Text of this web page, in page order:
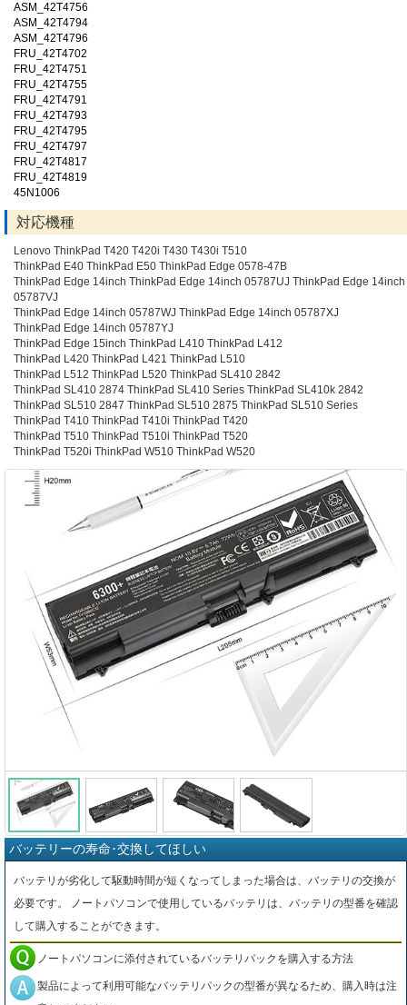
ASM_42T4756
ASM_42T4794
ASM_42T4796
FRU_42T4702
FRU_42T4751
FRU_42T4755
FRU_42T4791
FRU_42T4793
FRU_42T4795
FRU_42T4797
FRU_42T4817
FRU_42T4819
45N1006
対応機種
Lenovo ThinkPad T420 T420i T430 T430i T510
ThinkPad E40 ThinkPad E50 ThinkPad Edge 0578-47B
ThinkPad Edge 14inch ThinkPad Edge 14inch 05787UJ ThinkPad Edge 14inch
05787VJ
ThinkPad Edge 14inch 05787WJ ThinkPad Edge 14inch 05787XJ
ThinkPad Edge 14inch 05787YJ
ThinkPad Edge 15inch ThinkPad L410 ThinkPad L412
ThinkPad L420 ThinkPad L421 ThinkPad L510
ThinkPad L512 ThinkPad L520 ThinkPad SL410 2842
ThinkPad SL410 2874 ThinkPad SL410 Series ThinkPad SL410k 2842
ThinkPad SL510 2847 ThinkPad SL510 2875 ThinkPad SL510 Series
ThinkPad T410 ThinkPad T410i ThinkPad T420
ThinkPad T510 ThinkPad T510i ThinkPad T520
ThinkPad T520i ThinkPad W510 ThinkPad W520
バッテリーの寿命･交換してほしい
バッテリが劣化して駆動時間が短くなってしまった場合は、バッテリの交換が
必要です。 ノートパソコンで使用しているバッテリは、バッテリの型番を確認
して購入することができます。
ノートパソコンに添付されているバッテリパックを購入する方法
製品によって利用可能なバッテリパックの型番が異なるため、購入時は注